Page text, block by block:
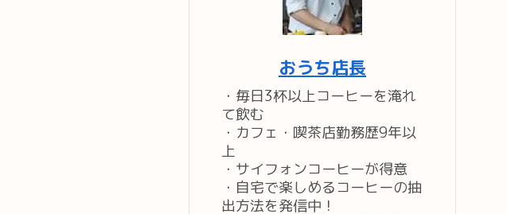
おうち店長
・毎日3杯以上コーヒーを淹れ
て飲む
・カフェ・喫茶店勤務歴9年以
上
・サイフォンコーヒーが得意
・自宅で楽しめるコーヒーの抽
出方法を発信中！